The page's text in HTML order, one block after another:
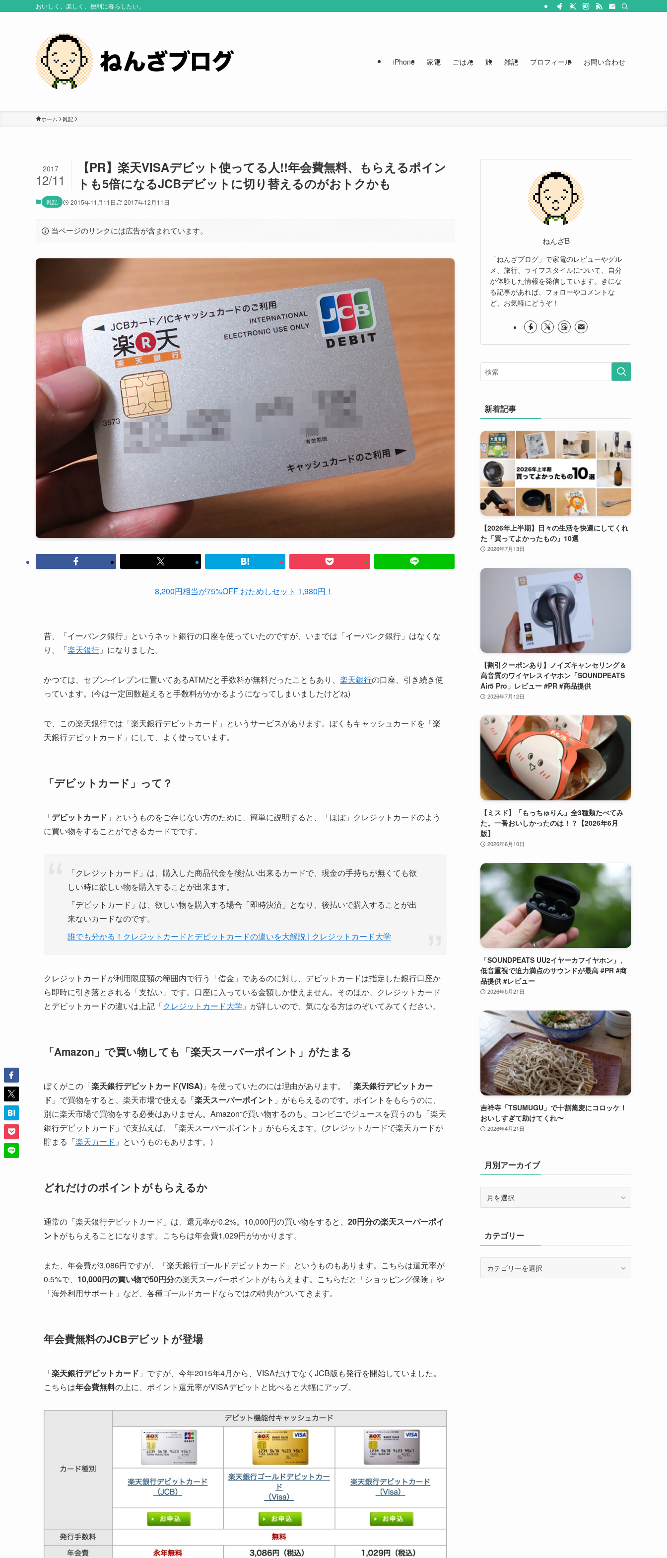
おいしく、楽しく、便利に暮らしたい。
iPhone 家電 ごはん 旅 雑記 プロフィール お問い合わせ
ホーム 雑記
【PR】楽天VISAデビット使ってる人!!年会費無料、もらえるポイン
トも5倍になるJCBデビットに切り替えるのがおトクかも
2017
12/11
雑記 2015年11月11日 2017年12月11日
当ページのリンクには広告が含まれています。
8,200円相当が75%OFF おためしセット 1,980円！
昔、「イーバンク銀行」というネット銀行の口座を使っていたのですが、いまでは「イーバンク銀行」はなくな
り、「楽天銀行 」になりました。
かつては、セブン-イレブンに置いてあるATMだと手数料が無料だったこともあり、 楽天銀行の口座、引き続き使
っています。(今は一定回数超えると手数料がかかるようになってしまいましたけどね)
で、この楽天銀行では「楽天銀行デビットカード」というサービスがあります。ぼくもキャッシュカードを「楽
天銀行デビットカード」にして、よく使っています。
「デビットカード」って？
「デビットカード 」というものをご存じない方のために、簡単に説明すると、「ほぼ」クレジットカードのよう
に買い物をすることができるカードでです。
「クレジットカード」は、購入した商品代金を後払い出来るカードで、現金の手持ちが無くても欲
しい時に欲しい物を購入することが出来ます。
「デビットカード」は、欲しい物を購入する場合「即時決済」となり、後払いで購入することが出
来ないカードなのです。
誰でも分かる！クレジットカードとデビットカードの違いを大解説 | クレジットカード大学
クレジットカードが利用限度額の範囲内で行う「借金」であるのに対し、デビットカードは指定した銀行口座か
ら即時に引き落とされる「支払い」です。口座に入っている金額しか使えません。そのほか、クレジットカード
とデビットカードの違いは上記「クレジットカード大学 」が詳しいので、気になる方はのぞいてみてください。
「Amazon」で買い物しても「楽天スーパーポイント」がたまる
ぼくがこの「楽天銀行デビットカード(VISA) 」を使っていたのには理由があります。「楽天銀行デビットカー
ド 」で買物をすると、楽天市場で使える「楽天スーパーポイント 」がもらえるのです。ポイントをもらうのに、
別に楽天市場で買物をする必要はありません。Amazonで買い物するのも、コンビニでジュースを買うのも「楽天
銀行デビットカード」で支払えば、「楽天スーパーポイント」がもらえます。(クレジットカードで楽天カードが
貯まる「楽天カード 」というものもあります。)
どれだけのポイントがもらえるか
通常の「楽天銀行デビットカード」は、還元率が0.2%。10,000円の買い物をすると、 20円分の楽天スーパーポイ
ントがもらえることになります。こちらは年会費1,029円がかかります。
また、年会費が3,086円ですが、「楽天銀行ゴールドデビットカード」というものもあります。こちらは還元率が
0.5%で、 10,000円の買い物で50円分の楽天スーパーポイントがもらえます。こちらだと「ショッピング保険」や
「海外利用サポート」など、各種ゴールドカードならではの特典がついてきます。
年会費無料のJCBデビットが登場
「楽天銀行デビットカード 」ですが、今年2015年4月から、VISAだけでなくJCB版も発行を開始していました。
こちらは年会費無料の上に、ポイント還元率がVISAデビットと比べると大幅にアップ。
ねんざB
「ねんざブログ」で家電のレビューやグル
メ、旅行、ライフスタイルについて、自分
が体験した情報を発信しています。きにな
る記事があれば、フォローやコメントな
ど、お気軽にどうぞ！
新着記事
【2026年上半期】日々の生活を快適にしてくれ
た「買ってよかったもの」10選
2026年7月13日
【割引クーポンあり】ノイズキャンセリング＆
高音質のワイヤレスイヤホン「SOUNDPEATS
Air5 Pro」レビュー #PR #商品提供
2026年7月12日
【ミスド】「もっちゅりん」全3種類たべてみ
た。一番おいしかったのは！？【2026年6月
版】
2026年6月10日
「SOUNDPEATS UU2イヤーカフイヤホン」、
低音重視で迫力満点のサウンドが最高 #PR #商
品提供 #レビュー
2026年5月21日
吉祥寺「TSUMUGU」で十割蕎麦にコロッケ！
おいしすぎて助けてくれ〜
2026年4月21日
月別アーカイブ
カ
イ
ブ
カテゴリー